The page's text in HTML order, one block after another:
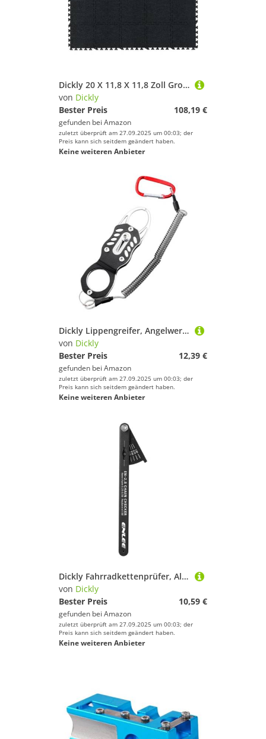
Dickly 20 X 11,8 X 11,8 Zoll Große Filz Trainingsmatten, Modulares Polsterzubehör für Hanteln, Langhanteln, 1 cm Dicke, Ineinandergreifende Bodenfliesen für, Schwarz
von Dickly
Bester Preis
108,19 €
gefunden bei Amazon
zuletzt überprüft am 27.09.2025 um 00:03; der
Preis kann sich seitdem geändert haben.
Keine weiteren Anbieter
Dickly Lippengreifer, Angelwerkzeug, Multifunktionsgreifer, tragbar, teleskopisch, leicht, Angelzange, Fischhalter, Geschenk für Männer, Schwarz
von Dickly
Bester Preis
12,39 €
gefunden bei Amazon
zuletzt überprüft am 27.09.2025 um 00:03; der
Preis kann sich seitdem geändert haben.
Keine weiteren Anbieter
Dickly Fahrradkettenprüfer, Aluminiumlegierung, leichtes, praktisches Messwerkzeug, Standard
von Dickly
Bester Preis
10,59 €
gefunden bei Amazon
zuletzt überprüft am 27.09.2025 um 00:03; der
Preis kann sich seitdem geändert haben.
Keine weiteren Anbieter